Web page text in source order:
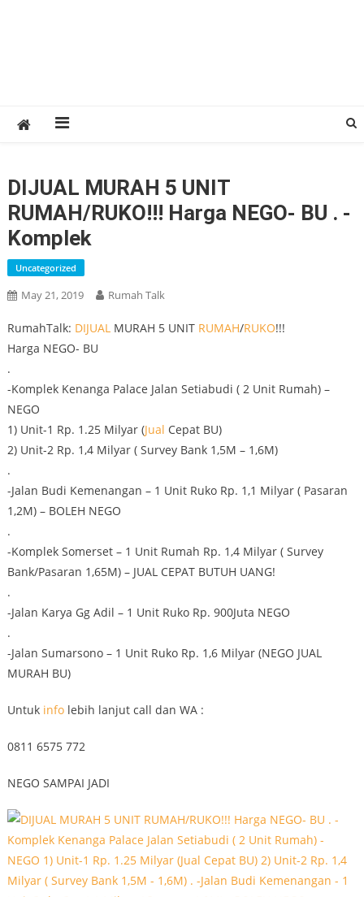
DIJUAL MURAH 5 UNIT
RUMAH/RUKO!!! Harga NEGO- BU . -
Komplek
Uncategorized
May 21, 2019 Rumah Talk
RumahTalk: DIJUALMURAH 5 UNIT RUMAH/RUKO!!!
Harga NEGO- BU
.
-Komplek Kenanga Palace Jalan Setiabudi ( 2 Unit Rumah) –
NEGO
1) Unit-1 Rp. 1.25 Milyar (Jual Cepat BU)
2) Unit-2 Rp. 1,4 Milyar ( Survey Bank 1,5M – 1,6M)
.
-Jalan Budi Kemenangan – 1 Unit Ruko Rp. 1,1 Milyar ( Pasaran
1,2M) – BOLEH NEGO
.
-Komplek Somerset – 1 Unit Rumah Rp. 1,4 Milyar ( Survey
Bank/Pasaran 1,65M) – JUAL CEPAT BUTUH UANG!
.
-Jalan Karya Gg Adil – 1 Unit Ruko Rp. 900Juta NEGO
.
-Jalan Sumarsono – 1 Unit Ruko Rp. 1,6 Milyar (NEGO JUAL
MURAH BU)
Untuk infolebih lanjut call dan WA :
0811 6575 772
NEGO SAMPAI JADI